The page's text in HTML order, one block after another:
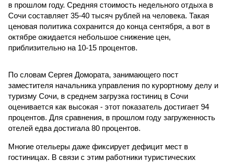
в прошлом году. Средняя стоимость недельного отдыха в
Сочи составляет 35-40 тысяч рублей на человека. Такая
ценовая политика сохранится до конца сентября, а вот в
октябре ожидается небольшое снижение цен,
приблизительно на 10-15 процентов.
По словам Сергея Домората, занимающего пост
заместителя начальника управления по курортному делу и
туризму Сочи, в среднем загрузка гостиниц в Сочи
оценивается как высокая - этот показатель достигает 94
процентов. Для сравнения, в прошлом году загруженность
отелей едва достигала 80 процентов.
Многие отельеры даже фиксирует дефицит мест в
гостиницах. В связи с этим работники туристических